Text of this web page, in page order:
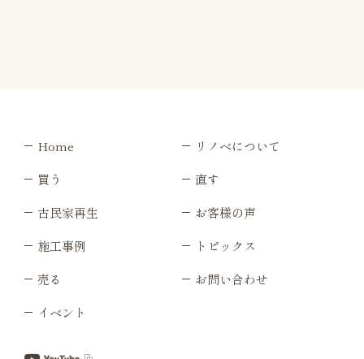
Home
リノベについて
買う
直す
古民家再生
お客様の声
施工事例
トピックス
売る
お問い合わせ
イベント